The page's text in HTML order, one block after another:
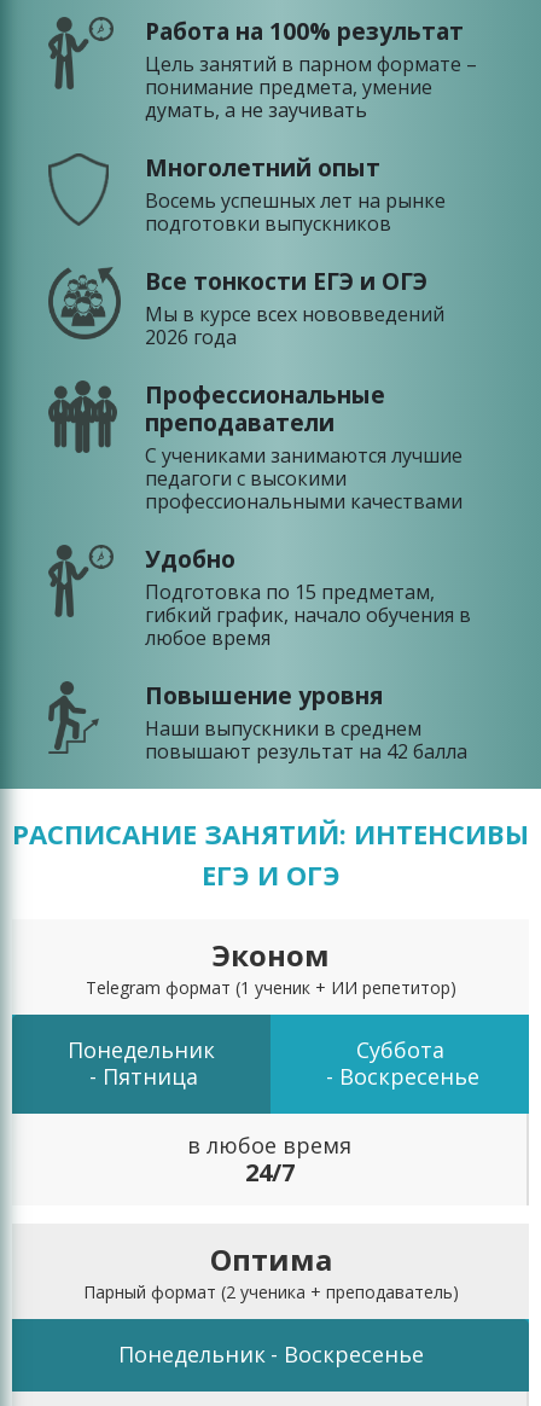
Работа на 100% результат
Цель занятий в парном формате –
понимание предмета, умение
думать, а не заучивать
Многолетний опыт
Восемь успешных лет на рынке
подготовки выпускников
Все тонкости ЕГЭ и ОГЭ
Мы в курсе всех нововведений
2026 года
Профессиональные
преподаватели
С учениками занимаются лучшие
педагоги с высокими
профессиональными качествами
Удобно
Подготовка по 15 предметам,
гибкий график, начало обучения в
любое время
Повышение уровня
Наши выпускники в среднем
повышают результат на 42 балла
РАСПИСАНИЕ ЗАНЯТИЙ: ИНТЕНСИВЫ
ЕГЭ И ОГЭ
Эконом
Telegram формат (1 ученик + ИИ репетитор)
Понедельник
- Пятница
Суббота
- Воскресенье
в любое время
24/7
Оптима
Парный формат (2 ученика + преподаватель)
Понедельник - Воскресенье